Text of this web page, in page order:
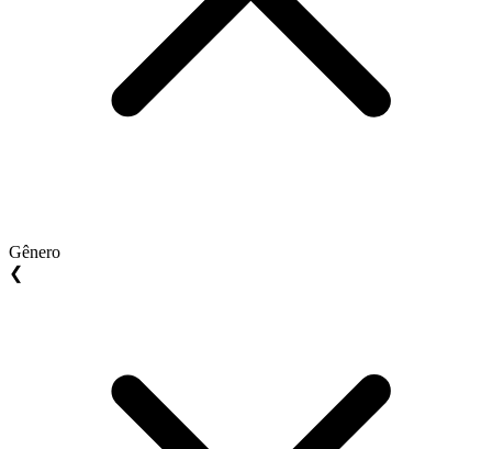
Gênero
❮